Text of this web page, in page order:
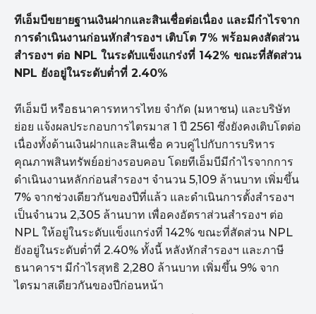
ทีเอ็มบีขยายฐานเงินฝากและสินเชื่อต่อเนื่อง และมีกำไรจาก
การดำเนินงานก่อนหักสำรองฯ เติบโต 7% พร้อมคงสัดส่วน
สำรองฯ ต่อ NPL ในระดับแข็งแกร่งที่ 142% ขณะที่สัดส่วน
NPL ยังอยู่ในระดับต่ำที่ 2.40%
ทีเอ็มบี หรือธนาคารทหารไทย จำกัด (มหาชน) และบริษัท
ย่อย แจ้งผลประกอบการไตรมาส 1 ปี 2561 ซึ่งยังคงเติบโตต่อ
เนื่องทั้งด้านเงินฝากและสินเชื่อ ควบคู่ไปกับการบริหาร
คุณภาพสินทรัพย์อย่างรอบคอบ โดยทีเอ็มบีมีกำไรจากการ
ดำเนินงานหลักก่อนสำรองฯ จำนวน 5,109 ล้านบาท เพิ่มขึ้น
7% จากช่วงเดียวกันของปีที่แล้ว และดำเนินการตั้งสำรองฯ
เป็นจำนวน 2,305 ล้านบาท เพื่อคงอัตราส่วนสำรองฯ ต่อ
NPL ให้อยู่ในระดับแข็งแกร่งที่ 142% ขณะที่สัดส่วน NPL
ยังอยู่ในระดับต่ำที่ 2.40% ทั้งนี้ หลังหักสำรองฯ และภาษี
ธนาคารฯ มีกำไรสุทธิ 2,280 ล้านบาท เพิ่มขึ้น 9% จาก
ไตรมาสเดียวกันของปีก่อนหน้า